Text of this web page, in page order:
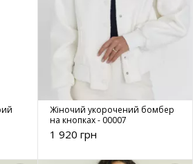
Жіночий укорочений бомбер
на кнопках - 00007
1 920 грн